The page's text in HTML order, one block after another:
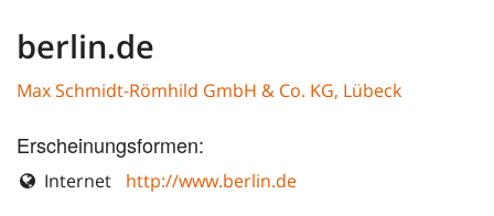
berlin.de
Max Schmidt-Römhild GmbH & Co. KG, Lübeck
Erscheinungsformen:
Internet http://www.berlin.de